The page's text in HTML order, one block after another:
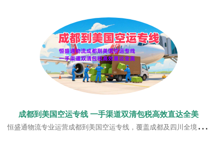
成都到美国空运专线 一手渠道双清包税高效直达全美
恒盛通物流专业运营成都到美国空运专线，覆盖成都及四川全境上门揽货，自营锁定航班仓位，淡旺季出货稳定不排仓，支持普货、带电等合规货源，一站式双清包税门到门，分区精准时效，满足西南地区外贸与跨境电商赴美发货需求。